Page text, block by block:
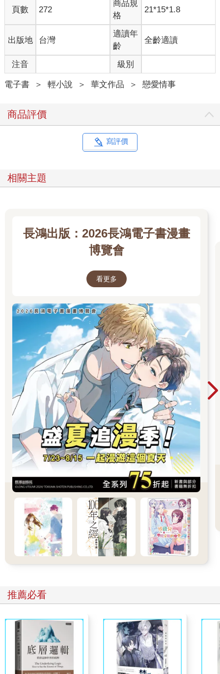
窗外的景色來到一片湛藍，映入眼簾的，是無際的海平面。豔陽
照射在其上，有點刺眼，但臨窗的那人好像完全不放在心上，嘴
裡發出真心的驚嘆：「哇，是海耶。」
「第一次看到？」
今天，是要來做什麼的？她突然想不起來，不過林又夏一臉開
心，就讓陳晞也不是那麼在乎了。而她沒有發現又夏說話的時
候，好像參著哭腔。
車了，陳晞。」
「欸？那麼快？」
陳晞醒來的時候，眼前是陌生的天花板。她覺得四肢無力，想翻
「醒了？」
「還有哪裡不舒服嗎？」穿著體育服的林又夏一面將耳機拿下、
就連要敘述自己的狀況都有些困難，仍使不上力的陳晞回憶自己
暈倒前在做什麼，但其實也就只是在上體育課而已。沒有發動能
力，也沒有做任何劇烈運動，只是暖身到一半，便失去了意識。
「再躺一下吧？」又夏打斷了她，「不要逞強喔。」
即便對方這麼說，陳晞還是掙扎地想開口，最後只能發出幾個不
明顯，「妳是不是很固執的人呀？」
大概是吧。被又夏用食指和中指抵住額頭，陳晞只好乖乖地躺回
保健室裡頭很安靜，雖然還是聽得見一點外頭正在上體育課的嘈
雜聲響，但已經足以讓她入睡。
不，現在她一點也睡不著。
除了消毒水和優碘的味道以外，還有她再熟悉不過的氣味。是林
又夏。
就算她此刻正在自己面前，陳晞還是不敢相信。那個雨天的重逢
也好，又或是現在也好，要陳晞接受是現實，還是有些不容易
畢竟對她而言，這是一段三十幾年的旅程。這裡是終點嗎？就算
知道不是，她還是偷偷地那麼希望。
「老師說妳休息到午休也沒關係喔。」
「那⋯⋯」
「嗯。」
「很讓人放不下心啊，我說妳。」
氣喘吁吁地跟在陳晞後頭，許浩瑜從沒想過自己到了這把年紀，
居然還得爬這種山路。說是山路其實也不盡然，但她們腳下踩的
確實是登山步道。一整條用紅磚鋪成的人行道無情地反射著陽
中，陳晞背上的汗水透過藍色襯衫，稍稍滲了出來。
用「這把年紀」也不完全正確，就跟來到這個時空一樣，浩瑜覺
得自己做了一堆並不能全盤稱得上正確的選擇。
不過，事情就是這樣了。反正她這輩子也就栽在陳晞手上，噢，
或許現在甚至已經是所謂的下輩子了。
妳欠我的可多了啊。浩瑜在心裡想著。
「妳確定是這裡嗎？」
「對吧？」
頁數 272
商品規
格
21*15*1.8
出版地 台灣
適讀年
齡
全齡適讀
注音 級別
電子書 ＞ 輕小說 ＞ 華文作品 ＞ 戀愛情事
商品評價
寫評價
相關主題
長鴻出版：2026長鴻電子書漫畫
博覽會
看更多
推薦必看